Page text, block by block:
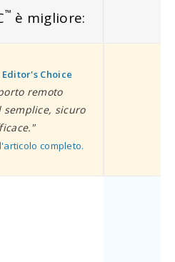
™ è migliore:
Choice
remoto
semplice, sicuro
completo.